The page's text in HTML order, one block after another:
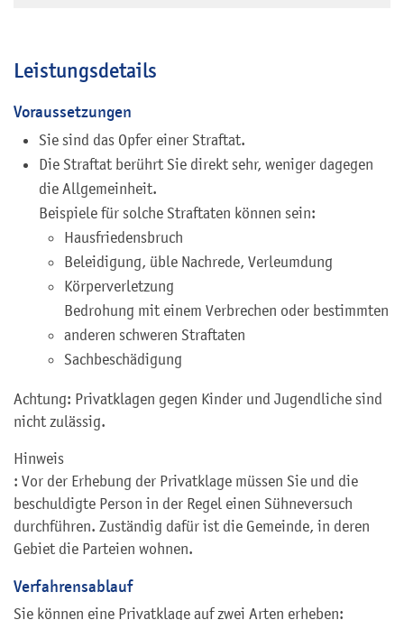
Leistungsdetails
Voraussetzungen
Sie sind das Opfer einer Straftat.
Die Straftat berührt Sie direkt sehr, weniger dagegen
die Allgemeinheit.
Beispiele für solche Straftaten können sein:
Hausfriedensbruch
Beleidigung, üble Nachrede, Verleumdung
Körperverletzung
Bedrohung mit einem Verbrechen oder bestimmten
anderen schweren Straftaten
Sachbeschädigung
Achtung: Privatklagen gegen Kinder und Jugendliche sind
nicht zulässig.
Hinweis
: Vor der Erhebung der Privatklage müssen Sie und die
beschuldigte Person in der Regel einen Sühneversuch
durchführen. Zuständig dafür ist die Gemeinde, in deren
Gebiet die Parteien wohnen.
Verfahrensablauf
Sie können eine Privatklage auf zwei Arten erheben: